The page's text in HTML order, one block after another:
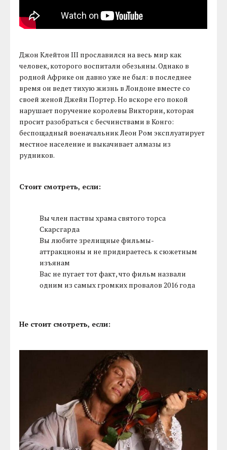
Джон Клейтон III прославился на весь мир как
человек, которого воспитали обезьяны. Однако в
родной Африке он давно уже не был: в последнее
время он ведет тихую жизнь в Лондоне вместе со
своей женой Джейн Портер. Но вскоре его покой
нарушает поручение королевы Виктории, которая
просит разобраться с бесчинствами в Конго:
беспощадный военачальник Леон Ром эксплуатирует
местное население и выкачивает алмазы из
рудников.
Стоит смотреть, если:
Вы член паствы храма святого торса
Скарсгарда
Вы любите зрелищные фильмы-
аттракционы и не придираетесь к сюжетным
изъянам
Вас не пугает тот факт, что фильм назвали
одним из самых громких провалов 2016 года
Не стоит смотреть, если: